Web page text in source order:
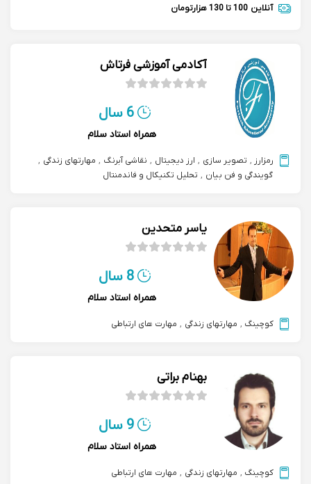
آنلاین 100 تا 130 هزارتومان
آکادمی آموزشی فرتاش
6 سال
همراه استاد سلام
رمزارز , تصویر سازی , ارز دیجیتال , نقاشی آبرنگ , مهارتهای زندگی ,
گویندگی و فن بیان , تحلیل تکنیکال و فاندمنتال
یاسر متحدین
8 سال
همراه استاد سلام
کوچینگ , مهارتهای زندگی , مهارت های ارتباطی
بهنام براتی
9 سال
همراه استاد سلام
کوچینگ , مهارتهای زندگی , مهارت های ارتباطی